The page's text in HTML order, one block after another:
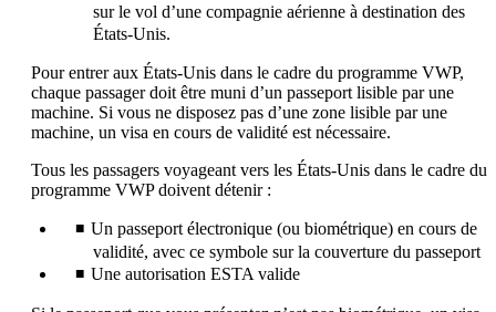
sur le vol d’une compagnie aérienne à destination des
États-Unis.
Pour entrer aux États-Unis dans le cadre du programme VWP,
chaque passager doit être muni d’un passeport lisible par une
machine. Si vous ne disposez pas d’une zone lisible par une
machine, un visa en cours de validité est nécessaire.
Tous les passagers voyageant vers les États-Unis dans le cadre du
programme VWP doivent détenir :
Un passeport électronique (ou biométrique) en cours de
validité, avec ce symbole sur la couverture du passeport
Une autorisation ESTA valide